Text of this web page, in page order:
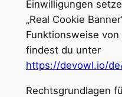
Einwilligungen
„Real Cookie
Funktionsweise von
findest du unter
https://devowl.io/
Rechtsgrundlagen